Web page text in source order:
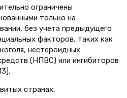
ограничены
только на
без учета предыдущего
факторов, таких как
нестероидных
(НПВС) или ингибиторов
странах,